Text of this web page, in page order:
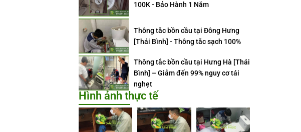
100K - Bảo Hành 1 Năm
Thông tắc bồn cầu tại Đông Hưng
[Thái Bình] - Thông tắc sạch 100%
Thông tắc bồn cầu tại Hưng Hà [Thái
Bình] – Giảm đến 99% nguy cơ tái
nghẹt
Hình ảnh thực tế